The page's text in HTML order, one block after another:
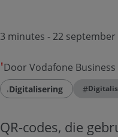
3 minutes - 22 september
Door Vodafone Business
Digitalisering #
QR-codes, die